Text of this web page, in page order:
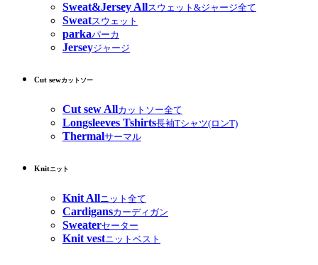
Sweat&Jersey Allスウェット&ジャージ全て
Sweatスウェット
parkaパーカ
Jerseyジャージ
Cut sewカットソー
Cut sew Allカットソー全て
Longsleeves Tshirts長袖Tシャツ(ロンT)
Thermalサーマル
Knitニット
Knit Allニット全て
Cardigansカーディガン
Sweaterセーター
Knit vestニットベスト